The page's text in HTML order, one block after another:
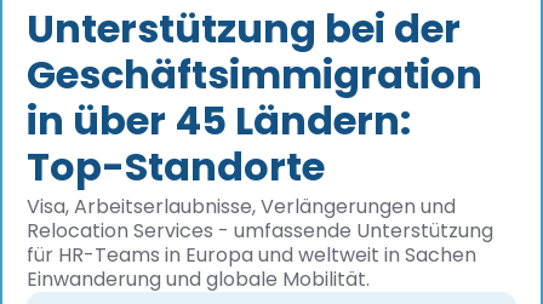
Unterstützung bei der
Geschäftsimmigration
in über 45 Ländern:
Top-Standorte
Visa, Arbeitserlaubnisse, Verlängerungen und
Relocation Services - umfassende Unterstützung
für HR-Teams in Europa und weltweit in Sachen
Einwanderung und globale Mobilität.